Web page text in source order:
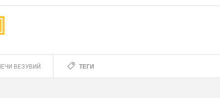
ВЕЗУВИЙ ТЕГИ